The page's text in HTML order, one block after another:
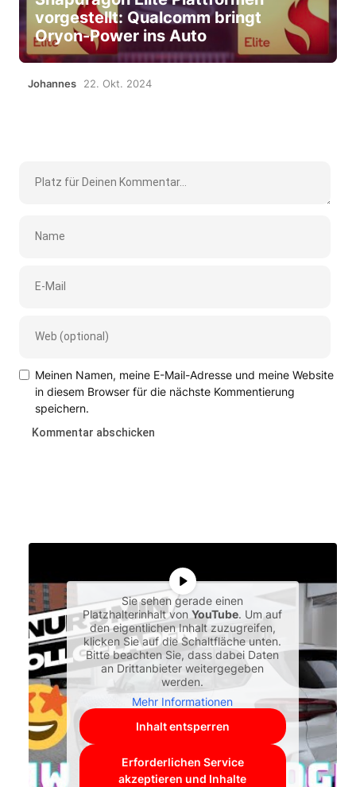
vorgestellt: Qualcomm bringt
Oryon-Power ins Auto
Johannes 22. Okt. 2024
Meinen Namen, meine E-Mail-Adresse und meine Website
in diesem Browser für die nächste Kommentierung
speichern.
Sie sehen gerade einen
Platzhalterinhalt vonYouTube. Um auf
den eigentlichen Inhalt zuzugreifen,
klicken Sie auf die Schaltfläche unten.
Bitte beachten Sie, dass dabei Daten
an Drittanbieter weitergegeben
werden.
Mehr Informationen
Inhalt entsperren
Erforderlichen Service
akzeptieren und Inhalte